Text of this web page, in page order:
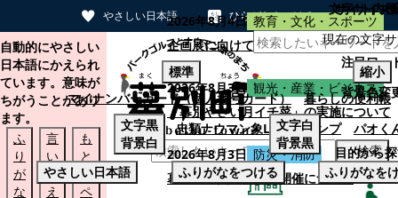
やさしい日本語 ひらがなをつける
本文へスキップする
自動的にやさしい
日本語にかえられ
ています。意味が
ちがうことがあり
ます。
ふ
り
が
な
言
い
替
え
も
と
の
ペ
検索
2026年8月4日 教育・文化・スポーツ
企画展に向けて：安東ウメ子さんとの思
2026年8月3日 観光・産業・ビジネス
「幕別やさい月イチ菜」の実施について
2026年8月3日 防災・消防
幕別町防災フェアの開催について
サイト内
注目ワー
マイナンバーカード（個人番号カード）
暮らしの便利帳
忠類ナウマン象LINEスタンプ
パオく
目的から
文字サイズ
現在の文字
標準
縮小
背景色変
文字黒
背景白
文字白
背景黒
やさしい日本語
ふりがなをつける ふりがなを